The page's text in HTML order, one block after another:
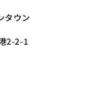
タウン
2-2-1